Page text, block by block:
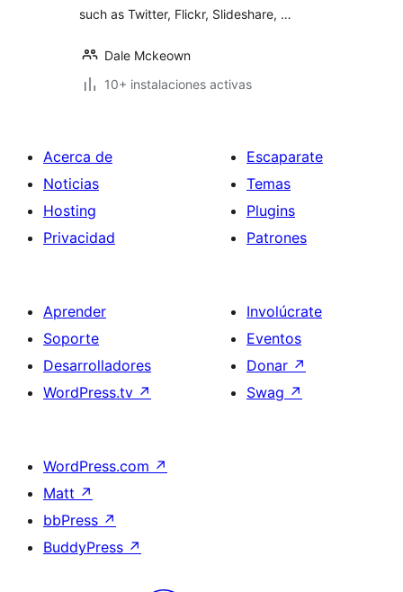
such as Twitter, Flickr, Slideshare, …
Dale Mckeown
10+ instalaciones activas
Acerca de
Noticias
Hosting
Privacidad
Escaparate
Temas
Plugins
Patrones
Aprender
Soporte
Desarrolladores
WordPress.tv ↗
Involúcrate
Eventos
Donar ↗
Swag ↗
WordPress.com ↗
Matt ↗
bbPress ↗
BuddyPress ↗